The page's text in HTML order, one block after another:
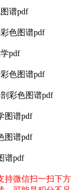
谱pdf
色图谱pdf
pdf
色图谱pdf
彩色图谱pdf
图谱pdf
图谱pdf
谱pdf
持微信扫一扫下